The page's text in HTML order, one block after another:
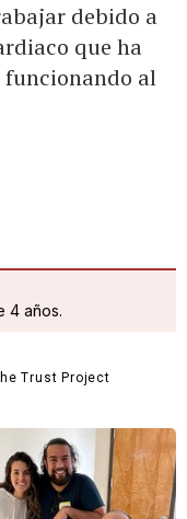
debido a
que ha
funcionando al
4 años.